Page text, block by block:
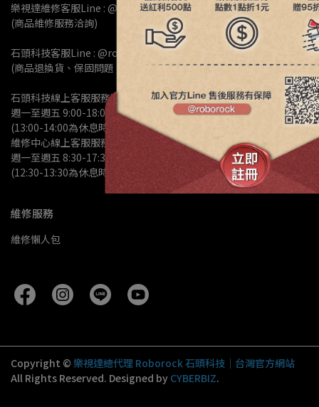
樂視達維修客服Line : @ls168168
(商品維修服務洽詢)
石頭科技客服Line : @roborock
(商品退換貨、保固問題、商品諮詢)
石頭科技線上客服服務時間 :
週一至週五 9:00-18:00
(13:00-14:00為休息時間)
維修中心線上客服服務時間:
週一至週五 8:30-17:30
(12:30-13:30為休息時間)
維修服務
維修懶人包
Copyright © 樂視達總代理 Roborock 石頭科技｜台灣官方網站
All Rights Reserved. Designed by CYBERBIZ.